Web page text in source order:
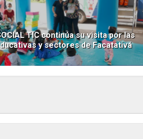
TIC continúa su visita por las
y sectores de Facatativá